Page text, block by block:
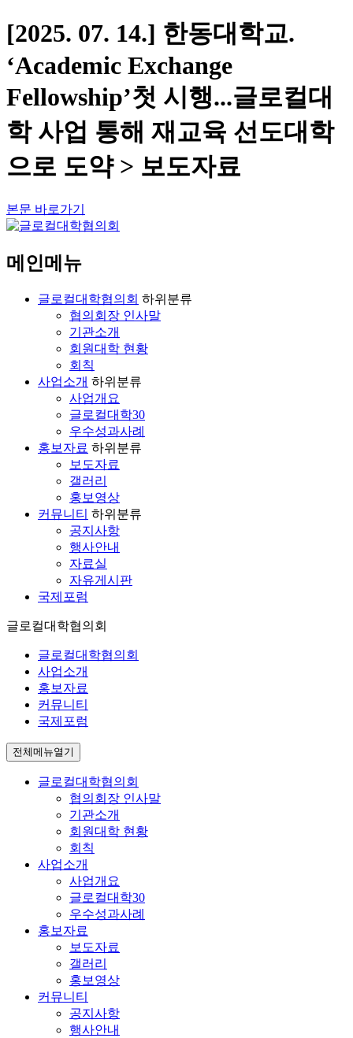
[2025. 07. 14.] 한동대학교.
‘Academic Exchange
Fellowship’첫 시행...글로컬대
학 사업 통해 재교육 선도대학
으로 도약 > 보도자료
본문 바로가기
메인메뉴
글로컬대학협의회 하위분류
협의회장 인사말
기관소개
회원대학 현황
회칙
사업소개 하위분류
사업개요
글로컬대학30
우수성과사례
홍보자료 하위분류
보도자료
갤러리
홍보영상
커뮤니티 하위분류
공지사항
행사안내
자료실
자유게시판
국제포럼
글로컬대학협의회
글로컬대학협의회
사업소개
홍보자료
커뮤니티
국제포럼
전체메뉴열기
글로컬대학협의회
협의회장 인사말
기관소개
회원대학 현황
회칙
사업소개
사업개요
글로컬대학30
우수성과사례
홍보자료
보도자료
갤러리
홍보영상
커뮤니티
공지사항
행사안내